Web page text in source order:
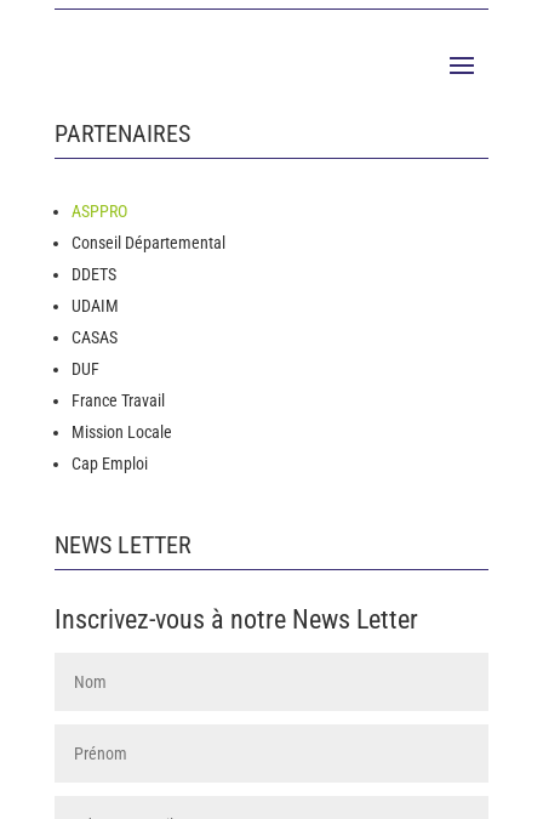
PARTENAIRES
ASPPRO
Conseil Départemental
DDETS
UDAIM
CASAS
DUF
France Travail
Mission Locale
Cap Emploi
NEWS LETTER
Inscrivez-vous à notre News Letter